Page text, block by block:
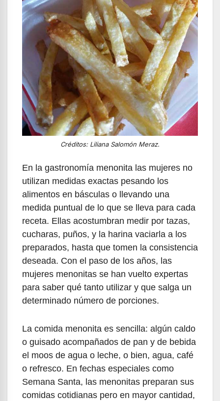
Créditos: Liliana Salomón Meraz.
En la gastronomía menonita las mujeres no
utilizan medidas exactas pesando los
alimentos en básculas o llevando una
medida puntual de lo que se lleva para cada
receta. Ellas acostumbran medir por tazas,
cucharas, puños, y la harina vaciarla a los
preparados, hasta que tomen la consistencia
deseada. Con el paso de los años, las
mujeres menonitas se han vuelto expertas
para saber qué tanto utilizar y que salga un
determinado número de porciones.
La comida menonita es sencilla: algún caldo
o guisado acompañados de pan y de bebida
el moos de agua o leche, o bien, agua, café
o refresco. En fechas especiales como
Semana Santa, las menonitas preparan sus
comidas cotidianas pero en mayor cantidad,